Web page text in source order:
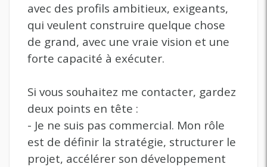
avec des profils ambitieux, exigeants,
qui veulent construire quelque chose
de grand, avec une vraie vision et une
forte capacité à exécuter.
Si vous souhaitez me contacter, gardez
deux points en tête :
- Je ne suis pas commercial. Mon rôle
est de définir la stratégie, structurer le
projet, accélérer son développement